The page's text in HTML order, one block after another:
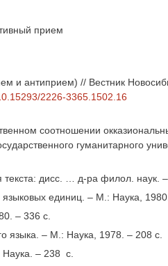
прием
антиприем) // Вестник
2226-3365.1502.16
соотношении
гуманитарного
дисс. … д-ра филол. наук.
языковых единиц. – М.: Наука,
– 336 с.
языка. – М.: Наука, 1978. – 208 с.
Наука. – 238 с.